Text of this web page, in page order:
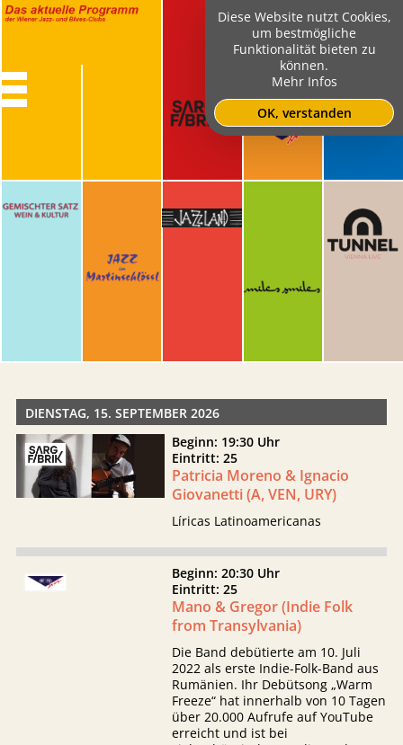
DIENSTAG, 15. SEPTEMBER 2026
Beginn: 19:30 Uhr
Eintritt: 25
Patricia Moreno & Ignacio
Giovanetti (A, VEN, URY)
Líricas Latinoamericanas
Beginn: 20:30 Uhr
Eintritt: 25
Mano & Gregor (Indie Folk
from Transylvania)
Die Band debütierte am 10. Juli
2022 als erste Indie-Folk-Band aus
Rumänien. Ihr Debütsong „Warm
Freeze“ hat innerhalb von 10 Tagen
über 20.000 Aufrufe auf YouTube
erreicht und ist bei
Diese Website nutzt Cookies,
um bestmögliche
Funktionalität bieten zu
können.
Mehr Infos
OK, verstanden